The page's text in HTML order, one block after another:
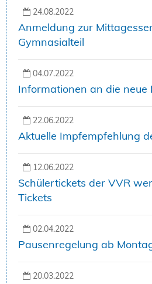
24.08.2022
Anmeldung zur
Gymnasialteil
04.07.2022
Informationen an die neue
22.06.2022
Aktuelle Impfempfehlung
12.06.2022
Schülertickets der VVR
Tickets
02.04.2022
Pausenregelung ab
20.03.2022